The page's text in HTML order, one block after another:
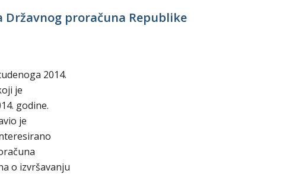
proračuna Republike
2014.
je
godine.
je
o izvršavanju